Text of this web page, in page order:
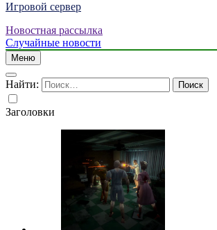
Игровой сервер
Новостная рассылка
Случайные новости
Меню
Найти:
Заголовки